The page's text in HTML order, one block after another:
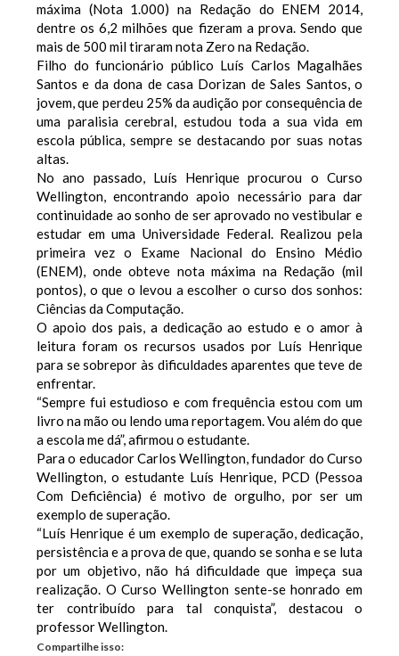
máxima (Nota 1.000) na Redação do ENEM 2014,
dentre os 6,2 milhões que fizeram a prova. Sendo que
mais de 500 mil tiraram nota Zero na Redação.
Filho do funcionário público Luís Carlos Magalhães
Santos e da dona de casa Dorizan de Sales Santos, o
jovem, que perdeu 25% da audição por consequência de
uma paralisia cerebral, estudou toda a sua vida em
escola pública, sempre se destacando por suas notas
altas.
No ano passado, Luís Henrique procurou o Curso
Wellington, encontrando apoio necessário para dar
continuidade ao sonho de ser aprovado no vestibular e
estudar em uma Universidade Federal. Realizou pela
primeira vez o Exame Nacional do Ensino Médio
(ENEM), onde obteve nota máxima na Redação (mil
pontos), o que o levou a escolher o curso dos sonhos:
Ciências da Computação.
O apoio dos pais, a dedicação ao estudo e o amor à
leitura foram os recursos usados por Luís Henrique
para se sobrepor às dificuldades aparentes que teve de
enfrentar.
“Sempre fui estudioso e com frequência estou com um
livro na mão ou lendo uma reportagem. Vou além do que
a escola me dá”, afirmou o estudante.
Para o educador Carlos Wellington, fundador do Curso
Wellington, o estudante Luís Henrique, PCD (Pessoa
Com Deficiência) é motivo de orgulho, por ser um
exemplo de superação.
“Luís Henrique é um exemplo de superação, dedicação,
persistência e a prova de que, quando se sonha e se luta
por um objetivo, não há dificuldade que impeça sua
realização. O Curso Wellington sente-se honrado em
ter contribuído para tal conquista”, destacou o
professor Wellington.
Compartilhe isso: